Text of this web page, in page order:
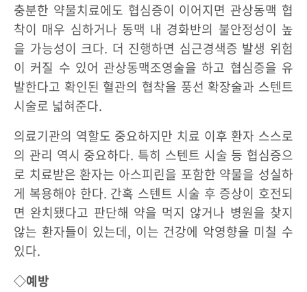
충분한 약물치료에도 협심증이 이어지면 관상동맥 협
착이 매우 심하거나 동맥 내 경화반의 불안정성이 높
을 가능성이 크다. 더 진행하면 심근경색증 발생 위험
이 커질 수 있어 관상동맥조영술을 하고 협심증을 유
발한다고 확인된 혈관의 협착을 풍선 확장술과 스텐트
시술로 넓혀준다.
의료기관의 역할도 중요하지만 치료 이후 환자 스스로
의 관리 역시 중요하다. 특히 스텐트 시술 등 협심증으
로 치료받은 환자는 아스피린을 포함한 약물을 성실하
게 복용해야 한다. 간혹 스텐트 시술 후 증상이 호전되
면 완치됐다고 판단해 약을 먹지 않거나 병원을 찾지
않는 환자들이 있는데, 이는 건강에 악영향을 미칠 수
있다.
◇예방